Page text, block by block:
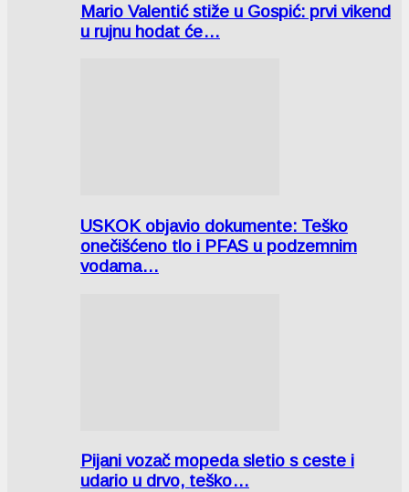
Mario Valentić stiže u Gospić: prvi vikend
u rujnu hodat će…
USKOK objavio dokumente: Teško
onečišćeno tlo i PFAS u podzemnim
vodama…
Pijani vozač mopeda sletio s ceste i
udario u drvo, teško…